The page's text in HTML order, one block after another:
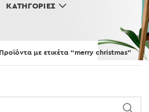
ΚΑΤΗΓΟΡΊΕΣ
Προϊόντα με ετικέτα “merry christmas”